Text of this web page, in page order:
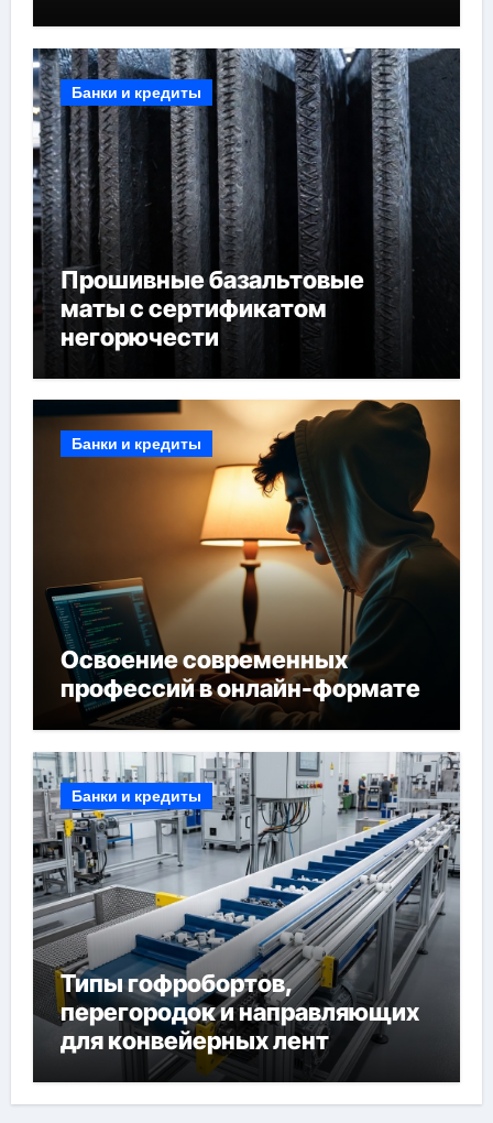
Банки и кредиты
Прошивные базальтовые
маты с сертификатом
негорючести
Банки и кредиты
Освоение современных
профессий в онлайн-формате
Банки и кредиты
Типы гофробортов,
перегородок и направляющих
для конвейерных лент